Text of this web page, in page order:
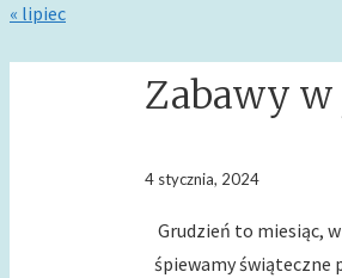
« lipiec
Zabawy
4 stycznia, 2024
Grudzień to miesiąc,
śpiewamy świąteczne